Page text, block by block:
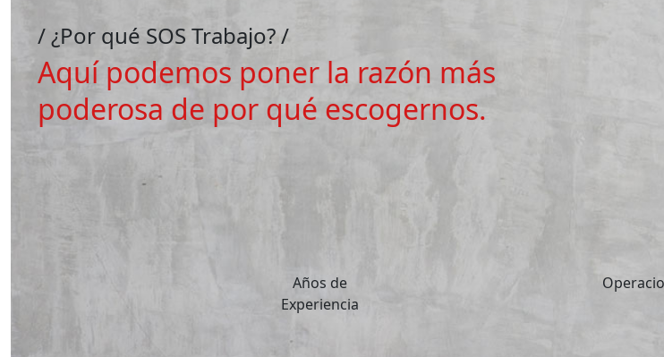
¿Por qué SOS Trabajo?
Aquí podemos poner la razón más
poderosa de por qué escogernos.
25
Años de
Experiencia